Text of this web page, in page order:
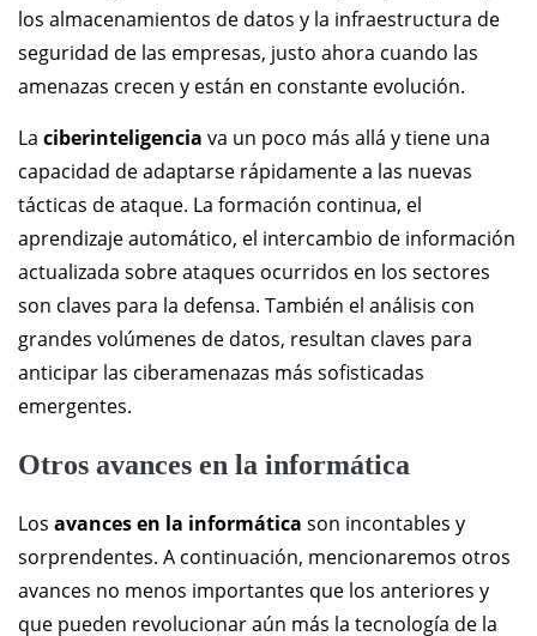
los almacenamientos de datos y la infraestructura de
seguridad de las empresas, justo ahora cuando las
amenazas crecen y están en constante evolución.
La ciberinteligencia va un poco más allá y tiene una
capacidad de adaptarse rápidamente a las nuevas
tácticas de ataque. La formación continua, el
aprendizaje automático, el intercambio de información
actualizada sobre ataques ocurridos en los sectores
son claves para la defensa. También el análisis con
grandes volúmenes de datos, resultan claves para
anticipar las ciberamenazas más sofisticadas
emergentes.
Otros avances en la informática
Los avances en la informática son incontables y
sorprendentes. A continuación, mencionaremos otros
avances no menos importantes que los anteriores y
que pueden revolucionar aún más la tecnología de la